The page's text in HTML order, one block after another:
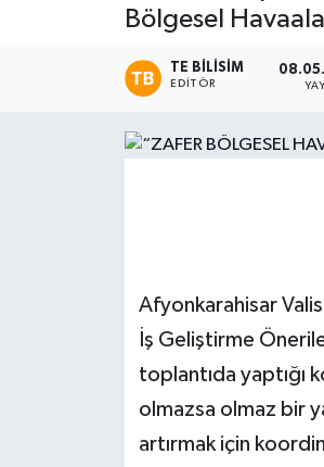
Bölgesel
TE BILISIM
EDITÖR
Afyonkarahisar
İş Geliştirme
toplantıda yaptığı
olmazsa olmaz bir
artırmak için
Etkinlikler